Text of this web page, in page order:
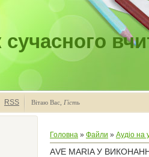
RSS Вітаю Вас Гість
Головна » Файли » Аудіо на
АVE MARIA У